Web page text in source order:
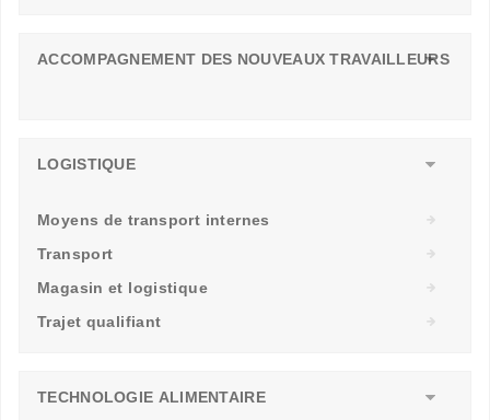
ACCOMPAGNEMENT DES NOUVEAUX TRAVAILLEURS
LOGISTIQUE
Moyens de transport internes
Transport
Magasin et logistique
Trajet qualifiant
TECHNOLOGIE ALIMENTAIRE